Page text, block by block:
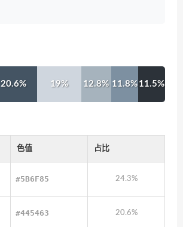
20.6% 19% 12.8% 11.8% 11.5%
色值 占比
#5B6F85 24.3%
#445463 20.6%